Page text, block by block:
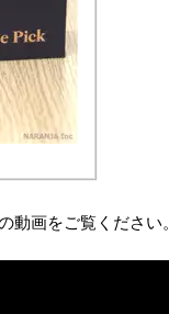
動画をご覧ください。